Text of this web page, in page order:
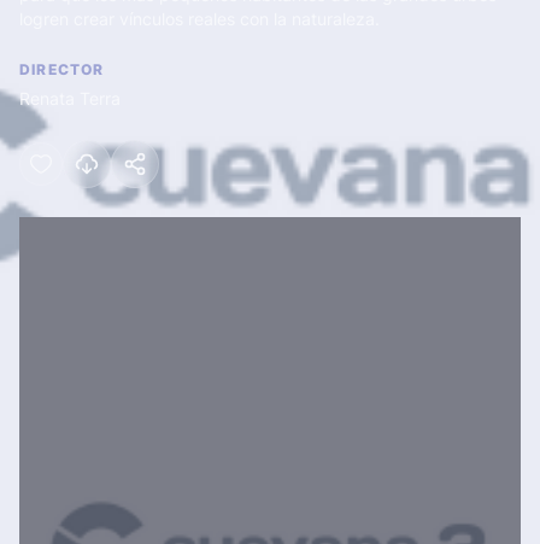
DIRECTOR
Renata Terra